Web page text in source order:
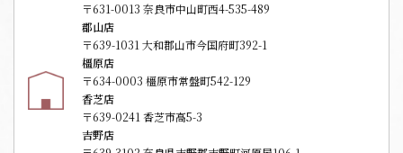
〒631-0013 奈良市中山町西4-535-489
郡山店
〒639-1031 大和郡山市今国府町392-1
橿原店
〒634-0003 橿原市常盤町542-129
香芝店
〒639-0241 香芝市高5-3
吉野店